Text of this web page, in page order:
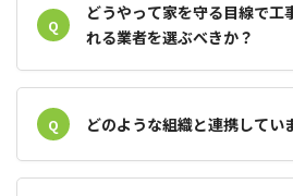
Q
どうやって家を守る目線で工
れる業者を選ぶべきか？
Q どのような組織と連携してい